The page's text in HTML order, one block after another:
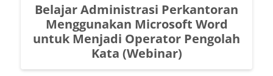
Belajar Administrasi Perkantoran
Menggunakan Microsoft Word
untuk Menjadi Operator Pengolah
Kata (Webinar)